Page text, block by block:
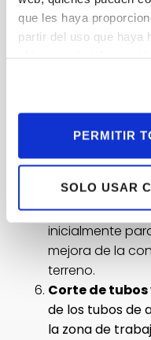
que les haya
partir del uso que haya
PERMITIR
SOLO USAR
Nuevas
Ejecución de
inicialmente
mejora de la
terreno.
Corte de
de los tubos de
la zona de